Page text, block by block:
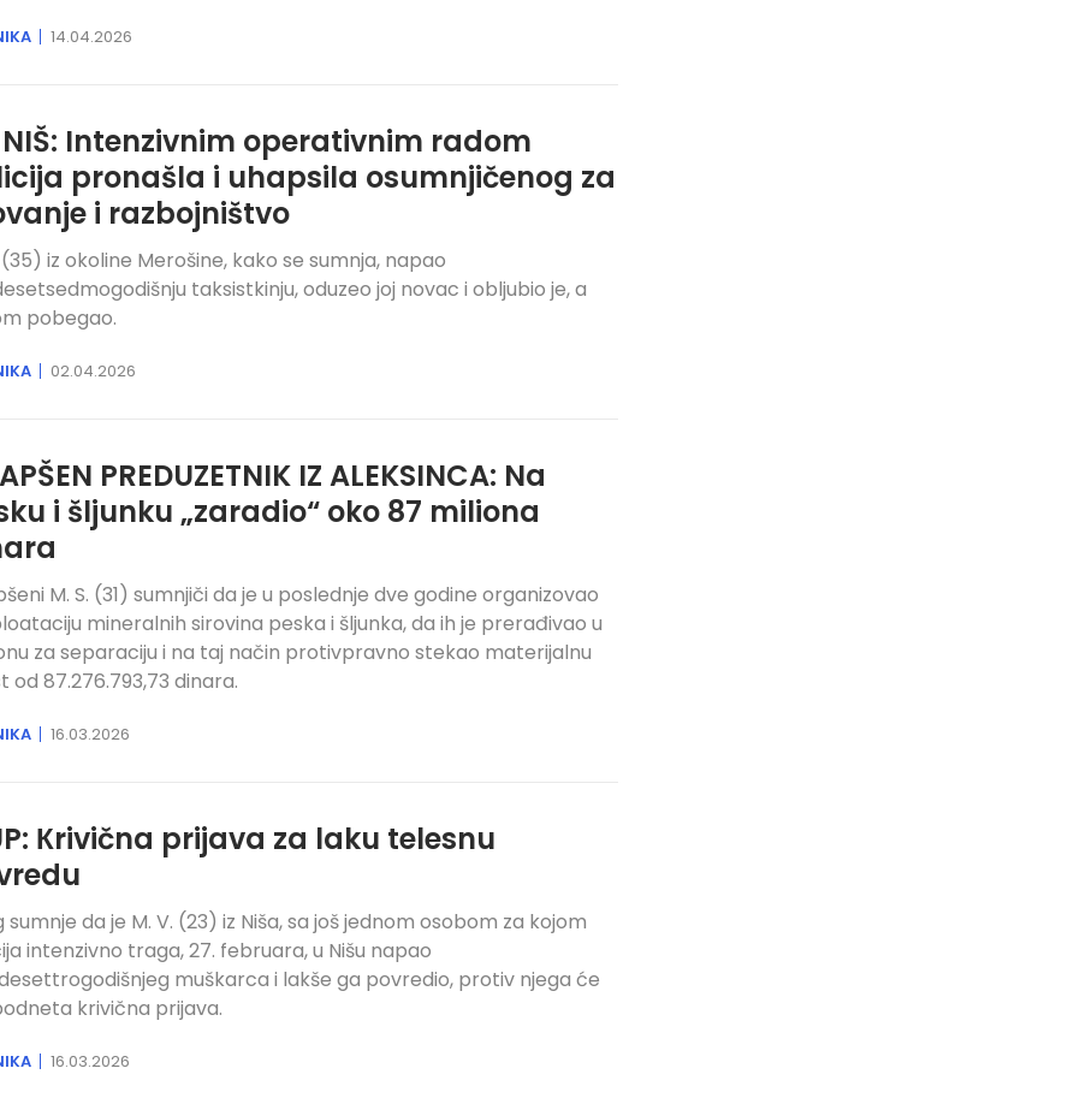
14.04.2026
NIŠ: Intenzivnim operativnim radom
pronašla i uhapsila osumnjičenog za
i razbojništvo
(35) iz okoline Merošine, kako se sumnja, napao
taksistkinju, oduzeo joj novac i obljubio je, a
pobegao.
02.04.2026
PREDUZETNIK IZ ALEKSINCA: Na
i šljunku „zaradio“ oko 87 miliona
M. S. (31) sumnjiči da je u poslednje dve godine organizovao
mineralnih sirovina peska i šljunka, da ih je prerađivao u
za separaciju i na taj način protivpravno stekao materijalnu
od 87.276.793,73 dinara.
16.03.2026
Кrivična prijava za laku telesnu
sumnje da je M. V. (23) iz Niša, sa još jednom osobom za kojom
intenzivno traga, 27. februara, u Nišu napao
muškarca i lakše ga povredio, protiv njega će
krivična prijava.
16.03.2026